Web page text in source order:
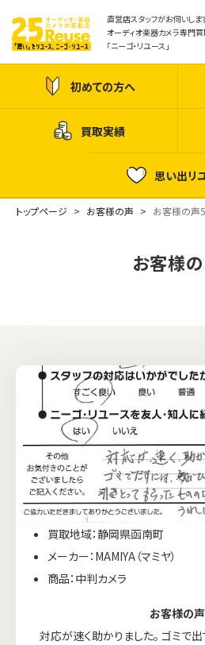
直営店スタッフがお伺いしま
オーディオ楽器カメラ専門
「ニーゴ・リユース」
初めての方へ
買取実績
思い出リ
トップページ お客様の声 お客様の
お客様
買取地域：静岡県函南町
メーカー：MAMIYA（マミヤ）
商品：中判カメラ
お客様の声
対応が速く助かりました。 ゴミで